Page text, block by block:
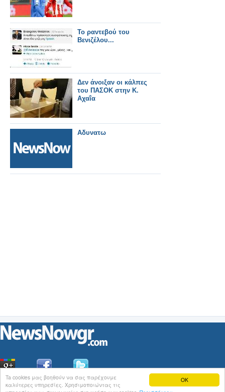
OK
Ta cookies μας βοηθούν να σας παρέχουμε
καλύτερες υπηρεσίες. Χρησιμοποιώντας τις
Το ραντεβού του
Βενιζέλου...
Δεν άνοιξαν οι κάλπες
του ΠΑΣΟΚ στην Κ.
Αχαΐα
Αδυνατω
ΟιΕιδήσεις του NewsNowgr.com στοiNews